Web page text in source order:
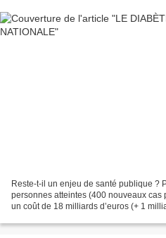
Reste-t-il un enjeu de santé publique ?
personnes atteintes (400 nouveaux
un coût de 18 milliards d’euros (+ 1